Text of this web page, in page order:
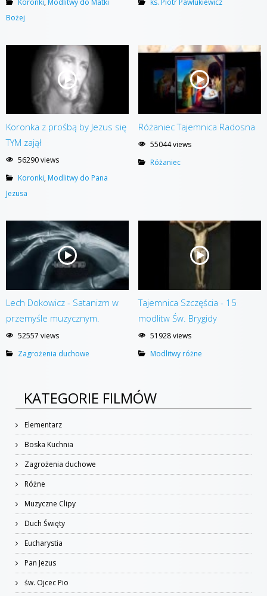
Bożej
Koronka z prośbą by Jezus się
TYM zajął
56290 views
Koronki,Modlitwy do Pana
Jezusa
Różaniec Tajemnica Radosna
55044 views
Różaniec
Lech Dokowicz - Satanizm w
przemyśle muzycznym.
52557 views
Zagrożenia duchowe
Tajemnica Szczęścia - 15
modlitw Św. Brygidy
51928 views
Modlitwy różne
KATEGORIE FILMÓW
Elementarz
Boska Kuchnia
Zagrożenia duchowe
Różne
Muzyczne Clipy
Duch Święty
Eucharystia
Pan Jezus
św. Ojcec Pio